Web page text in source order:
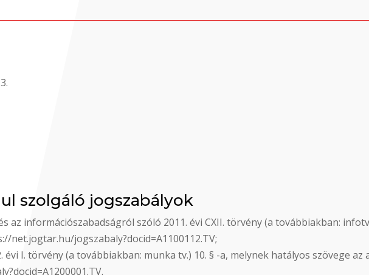
szolgáló jogszabályok
az információszabadságról szóló 2011. évi CXII. törvény (a továbbiakban:
net.jogtar.hu/jogszabaly?docid=A1100112.TV;
I. törvény (a továbbiakban: munka tv.) 10. § -a, melynek hatályos szövege az